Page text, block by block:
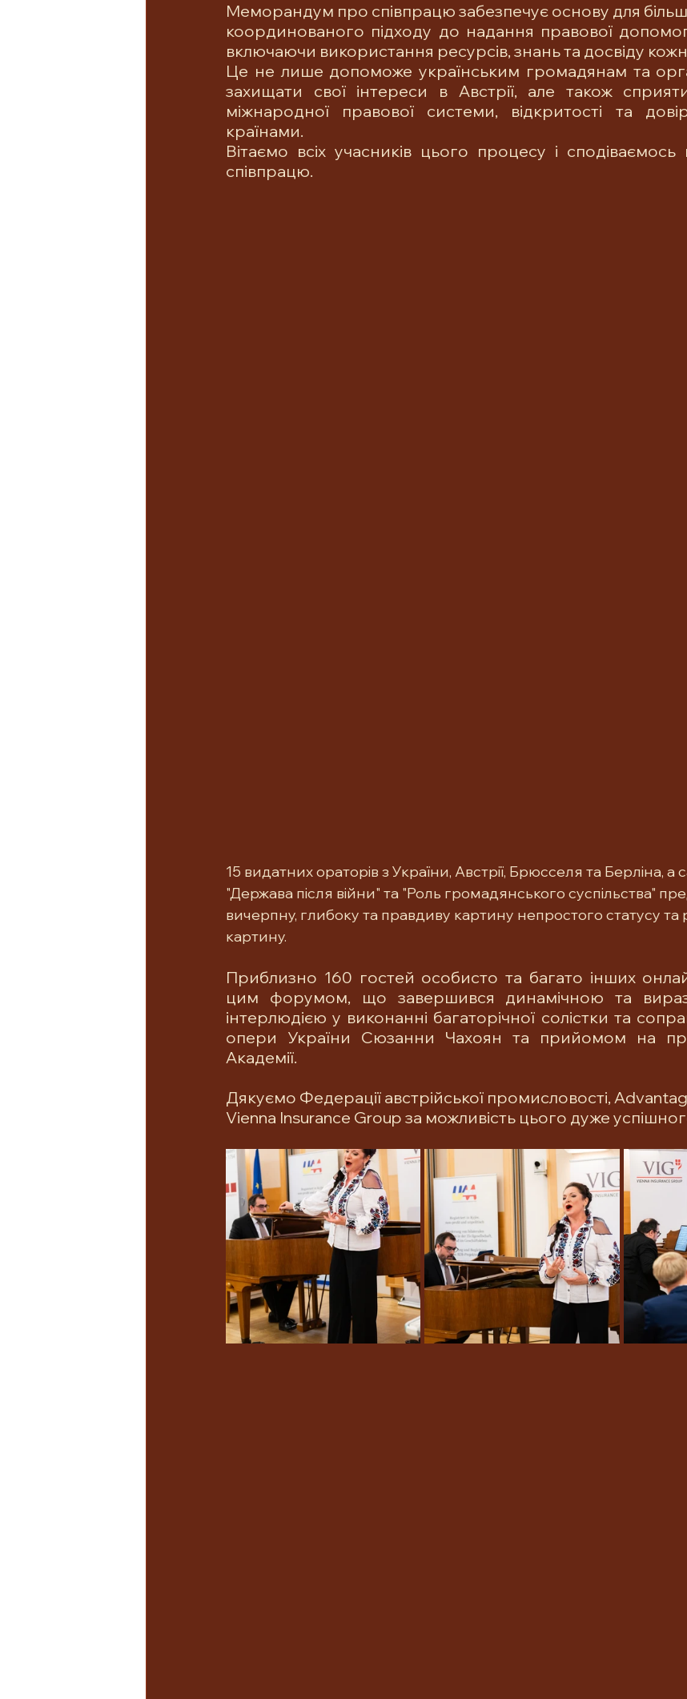
Меморандум про співпрацю забезпечує основу для
координованого підходу до надання правової
включаючи використання ресурсів, знань та досвіду
Це не лише допоможе українським громадянам та
захищати свої інтереси в Австрії, але також
міжнародної правової системи, відкритості та
країнами.
Вітаємо всіх учасників цього процесу і
співпрацю.
15 видатних ораторів з України, Австрії, Брюсселя та Берліна, а
"Держава після війни" та "Роль громадянського суспільства"
вичерпну, глибоку та правдиву картину непростого статусу та
картину.
Приблизно 160 гостей особисто та багато інших
цим форумом, що завершився динамічною та
інтерлюдією у виконанні багаторічної солістки та
опери України Сюзанни Чахоян та прийомом на
Академії.
Дякуємо Федерації австрійської промисловості,
Vienna Insurance Group за можливість цього дуже